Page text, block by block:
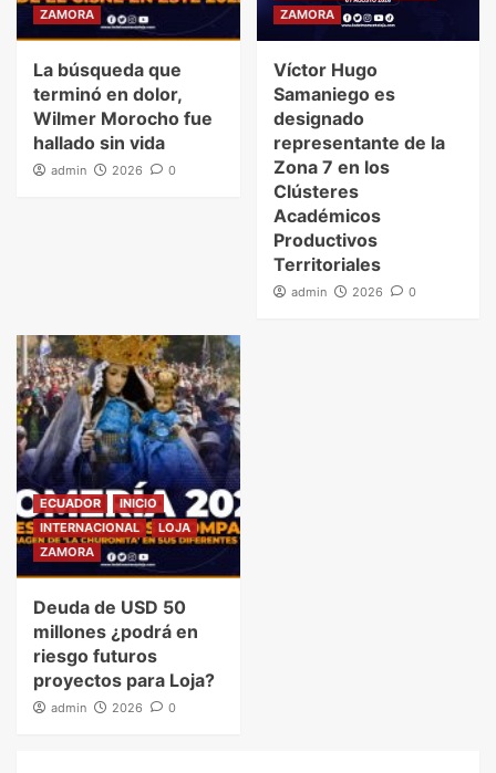
ZAMORA
La búsqueda que
terminó en dolor,
Wilmer Morocho fue
hallado sin vida
admin 2026 0
ZAMORA
Víctor Hugo
Samaniego es
designado
representante de la
Zona 7 en los
Clústeres
Académicos
Productivos
Territoriales
admin 2026 0
ECUADOR
INICIO
INTERNACIONAL
LOJA
ZAMORA
Deuda de USD 50
millones ¿podrá en
riesgo futuros
proyectos para Loja?
admin 2026 0